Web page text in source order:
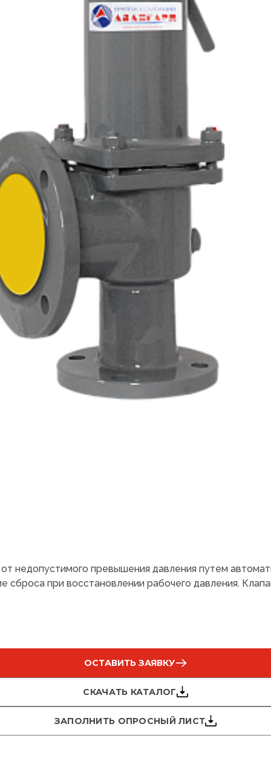
недопустимого превышения давления путем
при восстановлении рабочего давления.
ОСТАВИТЬ ЗАЯВКУ
СКАЧАТЬ КАТАЛОГ
ЗАПОЛНИТЬ ОПРОСНЫЙ ЛИСТ